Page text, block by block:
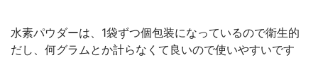
水素パウダーは、1袋ずつ個包装になっているので衛生的
だし、何グラムとか計らなくて良いので使いやすいです